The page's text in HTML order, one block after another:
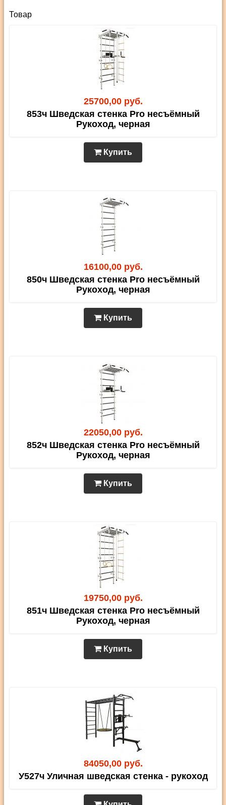
Товар
25700,00 руб.
853ч Шведская стенка Pro несъёмный
Рукоход, черная
Купить
16100,00 руб.
850ч Шведская стенка Pro несъёмный
Рукоход, черная
Купить
22050,00 руб.
852ч Шведская стенка Pro несъёмный
Рукоход, черная
Купить
19750,00 руб.
851ч Шведская стенка Pro несъёмный
Рукоход, черная
Купить
84050,00 руб.
У527ч Уличная шведская стенка - рукоход